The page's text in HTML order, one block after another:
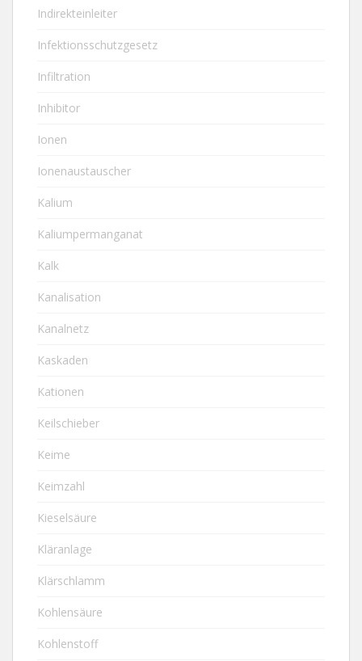
Indirekteinleiter
Infektionsschutzgesetz
Infiltration
Inhibitor
Ionen
Ionenaustauscher
Kalium
Kaliumpermanganat
Kalk
Kanalisation
Kanalnetz
Kaskaden
Kationen
Keilschieber
Keime
Keimzahl
Kieselsäure
Kläranlage
Klärschlamm
Kohlensäure
Kohlenstoff